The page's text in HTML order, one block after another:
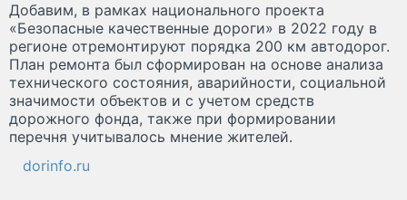
Добавим, в рамках национального проекта
«Безопасные качественные дороги» в 2022 году в
регионе отремонтируют порядка 200 км автодорог.
План ремонта был сформирован на основе анализа
технического состояния, аварийности, социальной
значимости объектов и с учетом средств
дорожного фонда, также при формировании
перечня учитывалось мнение жителей.
dorinfo.ru